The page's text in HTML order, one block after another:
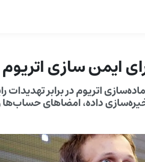
ایمن سازی اتریوم
اتریوم در برابر تهدیدات
داده، امضاهای